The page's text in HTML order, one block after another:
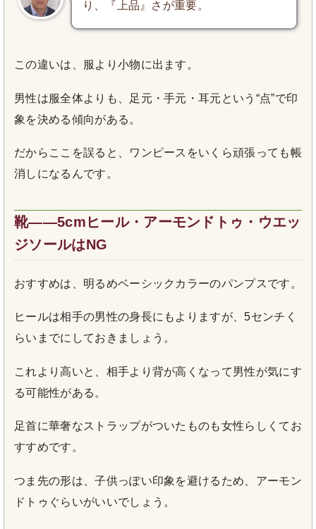
り、『上品』さが重要。
この違いは、服より小物に出ます。
男性は服全体よりも、足元・手元・耳元という“点”で印
象を決める傾向がある。
だからここを誤ると、ワンピースをいくら頑張っても帳
消しになるんです。
靴――5cmヒール・アーモンドトゥ・ウエッ
ジソールはNG
おすすめは、明るめベーシックカラーのパンプスです。
ヒールは相手の男性の身長にもよりますが、5センチく
らいまでにしておきましょう。
これより高いと、相手より背が高くなって男性が気にす
る可能性がある。
足首に華奢なストラップがついたものも女性らしくてお
すすめです。
つま先の形は、子供っぽい印象を避けるため、アーモン
ドトゥぐらいがいいでしょう。